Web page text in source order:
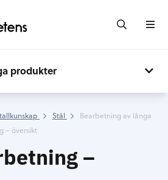
produkter
Stål
Bearbetning av långa
– översikt
–